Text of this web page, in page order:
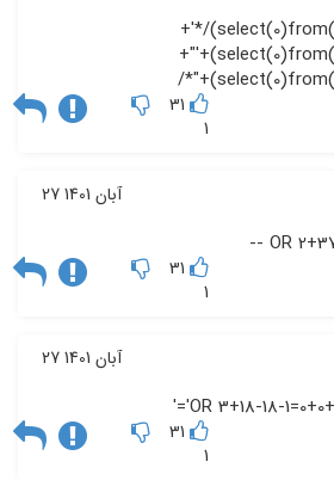
(select(0)from(select(sleep(15)))v)/*'+
(select(0)from(select(sleep(15)))v)+'"+
31
1
27 آبان 1401
31
1
27 آبان 1401
31
1